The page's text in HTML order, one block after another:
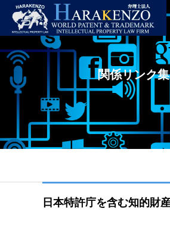
関係リンク集
日本特許庁を含む知的財